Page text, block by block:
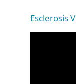
Esclerosis